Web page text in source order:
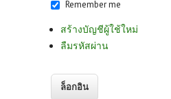
Remember me
สร้างบัญชีผู้ใช้ใหม่
ลืมรหัสผ่าน